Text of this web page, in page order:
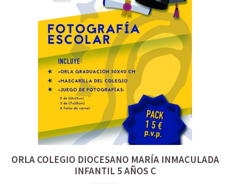
ORLA COLEGIO DIOCESANO MARÍA INMACULADA
INFANTIL 5 AÑOS C